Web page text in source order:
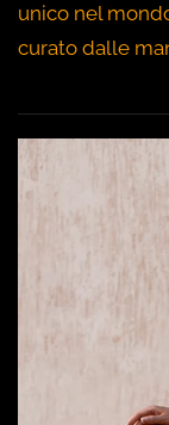
unico nel
curato dalle